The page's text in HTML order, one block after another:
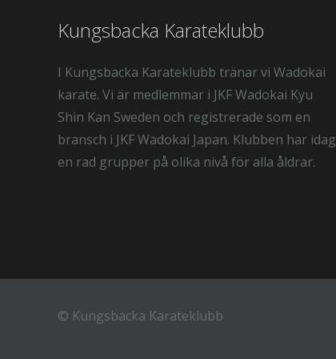
Kungsbacka Karateklubb
I Kungsbacka Karateklubb tränar vi Wadokai
karate. Vi är medlemmar i JKF Wadokai Kyu
Shin Kan Sweden och registrerade som en
bransch i JKF Wadokai Japan. Klubben har idag
en rad grupper på olika nivå för alla åldrar.
© Kungsbacka Karateklubb